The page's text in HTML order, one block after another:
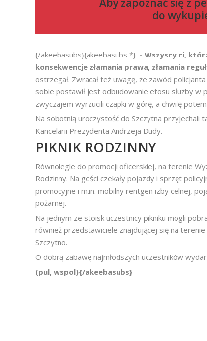
Aby zapoznać się z
do
{/akeebasubs}{akeebasubs *} - Wszyscy ci,
konsekwencje złamania prawa, złamania
ostrzegał. Zwracał też uwagę, że zawód
sobie postawił jest odbudowanie etosu służby
zwyczajem wyrzucili czapki w górę, a chwilę
Na sobotnią uroczystość do Szczytna przyjechali
Kancelarii Prezydenta Andrzeja Dudy.
PIKNIK RODZINNY
Równolegle do promocji oficerskiej, na terenie
Rodzinny. Na gości czekały pojazdy i sprzęt
promocyjne i m.in. mobilny rentgen izby celnej,
pożarnej.
Na jednym ze stoisk uczestnicy pikniku mogli
również przedstawiciele znajdującej się na
Szczytno.
O dobrą zabawę najmłodszych uczestników
(pul, wspol){/akeebasubs}